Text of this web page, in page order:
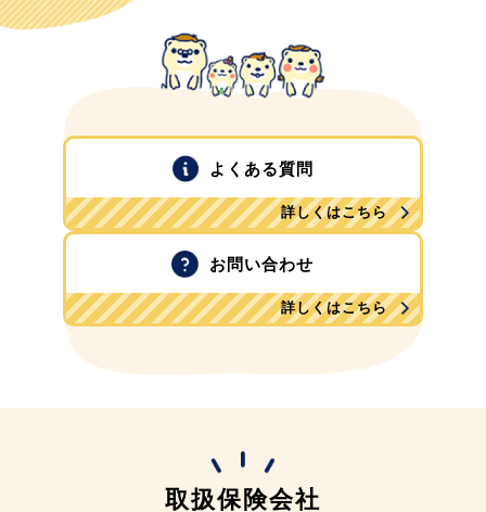
よくある質問
詳しくはこちら
お問い合わせ
詳しくはこちら
取扱保険会社